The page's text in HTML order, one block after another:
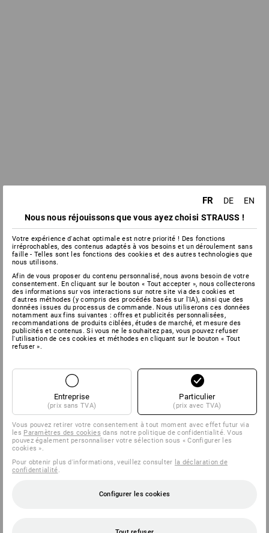
FR DE
EN
Nous nous réjouissons que vous ayez choisi STRAUSS !
Votre expérience d'achat optimale est notre priorité ! Des fonctions
irréprochables, des contenus adaptés à vos besoins et un déroulement sans
faille - Telles sont les fonctions des cookies et des autres technologies que
nous utilisons.
Afin de vous proposer du contenu personnalisé, nous avons besoin de votre
consentement. En cliquant sur le bouton « Tout accepter », nous collecterons
des informations sur vos interactions sur notre site via des cookies et
d'autres méthodes (y compris des procédés basés sur l'IA), ainsi que des
données issues du processus de commande. Nous utiliserons ces données
notamment aux fins suivantes : offres et publicités personnalisées,
recommandations de produits ciblées, études de marché, et mesure des
publicités et contenus. Si vous ne le souhaitez pas, vous pouvez refuser
l'utilisation de ces cookies et méthodes en cliquant sur le bouton « Tout
refuser ».
Entreprise
(prix sans TVA)
Particulier
(prix avec TVA)
Vous pouvez retirer votre consentement à tout moment avec effet futur via
les Paramètres des cookies dans notre politique de confidentialité. Vous
pouvez également personnaliser votre sélection sous « Configurer les
cookies ».
Pour obtenir plus d'informations, veuillez consulter la déclaration de
confidentialité
Configurer les cookies